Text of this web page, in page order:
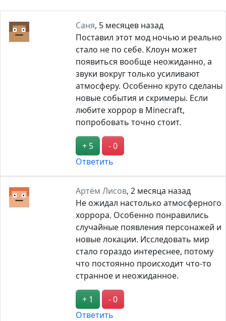
Саня, 5 месяцев назад
Поставил этот мод ночью и реально
стало не по себе. Клоун может
появиться вообще неожиданно, а
звуки вокруг только усиливают
атмосферу. Особенно круто сделаны
новые события и скримеры. Если
любите хоррор в Minecraft,
попробовать точно стоит.
+ 5
- 0
Ответить
Артём Лисов, 2 месяца назад
Не ожидал настолько атмосферного
хоррора. Особенно понравились
случайные появления персонажей и
новые локации. Исследовать мир
стало гораздо интереснее, потому
что постоянно происходит что-то
странное и неожиданное.
+ 1
- 0
Ответить